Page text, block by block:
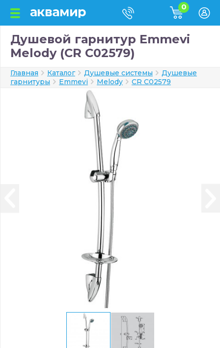
0
Душевой гарнитур Emmevi
Melody (CR C02579)
Главная Каталог Душевые системы
Душевые
гарнитуры
Emmevi Melody CR C02579